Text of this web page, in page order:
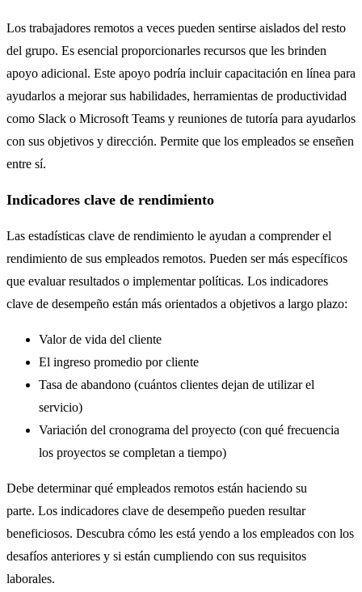
Los trabajadores remotos a veces pueden sentirse aislados del resto
del grupo. Es esencial proporcionarles recursos que les brinden
apoyo adicional. Este apoyo podría incluir capacitación en línea para
ayudarlos a mejorar sus habilidades, herramientas de productividad
como Slack o Microsoft Teams y reuniones de tutoría para ayudarlos
con sus objetivos y dirección. Permite que los empleados se enseñen
entre sí.
Indicadores clave de rendimiento
Las estadísticas clave de rendimiento le ayudan a comprender el
rendimiento de sus empleados remotos. Pueden ser más específicos
que evaluar resultados o implementar políticas. Los indicadores
clave de desempeño están más orientados a objetivos a largo plazo:
Valor de vida del cliente
El ingreso promedio por cliente
Tasa de abandono (cuántos clientes dejan de utilizar el
servicio)
Variación del cronograma del proyecto (con qué frecuencia
los proyectos se completan a tiempo)
Debe determinar qué empleados remotos están haciendo su
parte. Los indicadores clave de desempeño pueden resultar
beneficiosos. Descubra cómo les está yendo a los empleados con los
desafíos anteriores y si están cumpliendo con sus requisitos
laborales.